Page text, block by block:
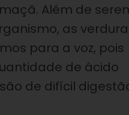
Além de
as
para a voz, pois
de ácido
de difícil